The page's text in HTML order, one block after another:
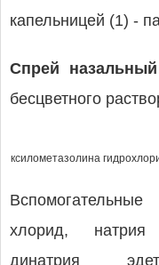
капельницей (1) -
Спрей
бесцветного
ксилометазолина
хлорид,
динатрия